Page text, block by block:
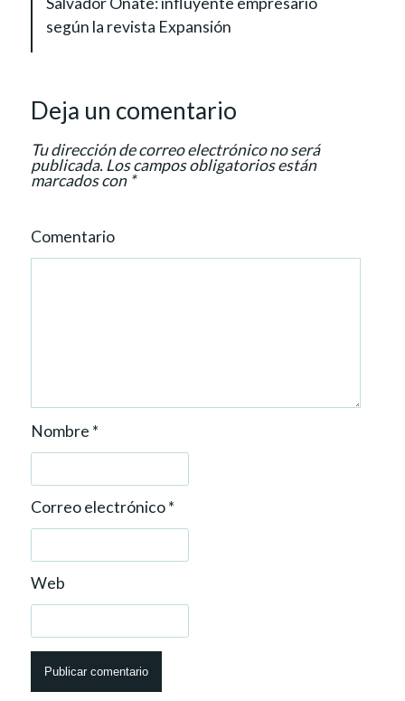
t
o
n
según la revista Expansión
Deja un comentario
Tu dirección de correo electrónico no será
publicada.Los campos obligatorios están
marcados con *
Comentario
Nombre *
Correo electrónico*
Web